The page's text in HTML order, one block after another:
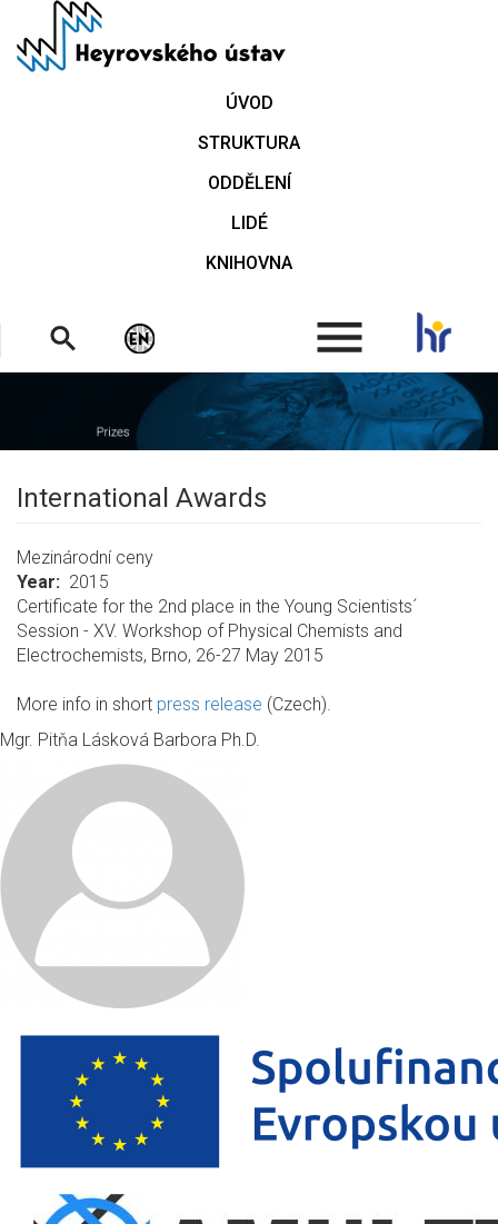
hlavnímu
ÚVOD
STRUKTURA
ODDĚLENÍ
LIDÉ
KNIHOVNA
.
International Awards
Mezinárodní ceny
Year
2015
Certificate for the 2nd place in the Young Scientists´
Session - XV. Workshop of Physical Chemists and
Electrochemists, Brno, 26-27 May 2015
More info in short press release (Czech).
Mgr. Pitňa Lásková Barbora Ph.D.